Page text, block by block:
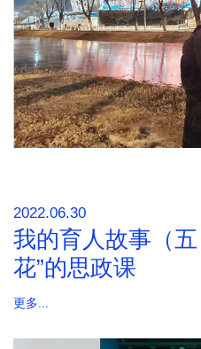
2022.06.30
我的育人故事（
花”的思政课
更多...